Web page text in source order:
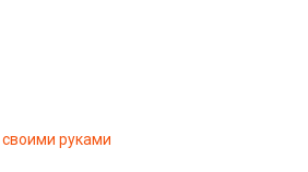
руками